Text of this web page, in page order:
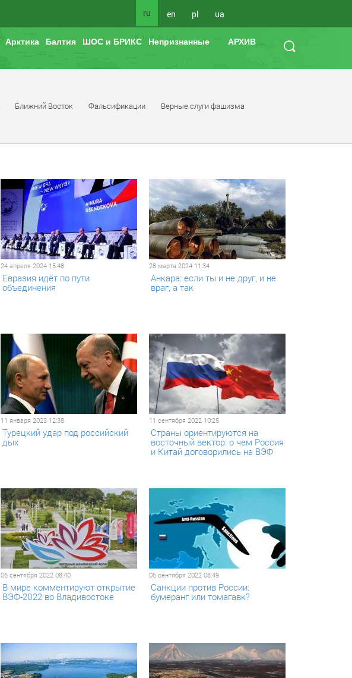
ru en pl ua
Арктика Балтия ШОС и БРИКС Непризнанные АРХИВ
Ближний Восток Фальсификации Верные слуги фашизма
24 апреля 2024 15:48
Евразия идёт по пути
объединения
28 марта 2024 11:34
Анкара: если ты и не друг, и не
враг, а так
11 января 2023 12:38
Турецкий удар под российский
дых
11 сентября 2022 10:25
Страны ориентируются на
восточный вектор: о чем Россия
и Китай договорились на ВЭФ
06 сентября 2022 08:40
В мире комментируют открытие
ВЭФ-2022 во Владивостоке
05 сентября 2022 08:49
Санкции против России:
бумеранг или томагавк?